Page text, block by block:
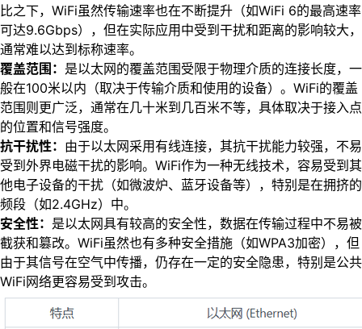
比之下，WiFi虽然传输速率也在不断提升（如WiFi 6的最高速率
可达9.6Gbps），但在实际应用中受到干扰和距离的影响较大，
通常难以达到标称速率。
覆盖范围： 是以太网的覆盖范围受限于物理介质的连接长度，一
般在100米以内（取决于传输介质和使用的设备）。WiFi的覆盖
范围则更广泛，通常在几十米到几百米不等，具体取决于接入点
的位置和信号强度。
抗干扰性： 由于以太网采用有线连接，其抗干扰能力较强，不易
受到外界电磁干扰的影响。WiFi作为一种无线技术，容易受到其
他电子设备的干扰（如微波炉、蓝牙设备等），特别是在拥挤的
频段（如2.4GHz）中。
安全性： 是以太网具有较高的安全性，数据在传输过程中不易被
截获和篡改。WiFi虽然也有多种安全措施（如WPA3加密），但
由于其信号在空气中传播，仍存在一定的安全隐患，特别是公共
WiFi网络更容易受到攻击。